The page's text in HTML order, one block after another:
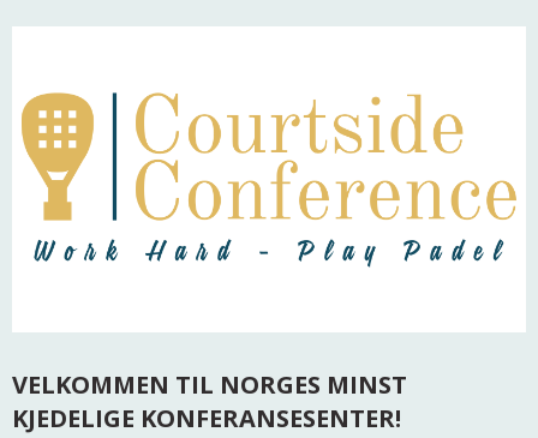
VELKOMMEN TIL NORGES MINST
KJEDELIGE KONFERANSESENTER!